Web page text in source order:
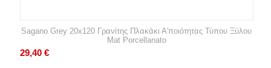
Sagano Grey 20x120 Γρανίτης Πλακάκι Α'ποιότητας Τύπου Ξύλου
Mat Porcellanato
29,40 €